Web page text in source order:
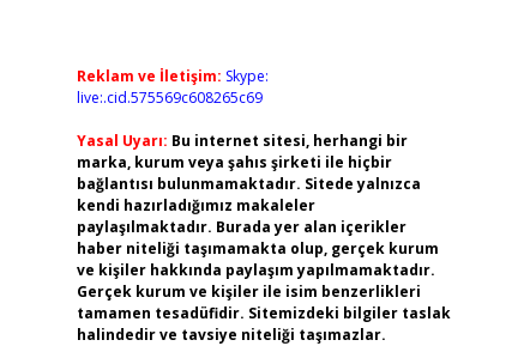
Reklam ve İletişim: Skype:
live:.cid.575569c608265c69
Yasal Uyarı: Bu internet sitesi, herhangi bir
marka, kurum veya şahıs şirketi ile hiçbir
bağlantısı bulunmamaktadır. Sitede yalnızca
kendi hazırladığımız makaleler
paylaşılmaktadır. Burada yer alan içerikler
haber niteliği taşımamakta olup, gerçek kurum
ve kişiler hakkında paylaşım yapılmamaktadır.
Gerçek kurum ve kişiler ile isim benzerlikleri
tamamen tesadüfidir. Sitemizdeki bilgiler taslak
halindedir ve tavsiye niteliği taşımazlar.